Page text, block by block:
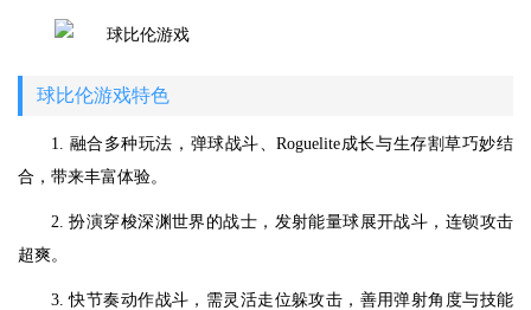
球比伦游戏特色
1. 融合多种玩法，弹球战斗、Roguelite成长与生存割草巧妙结
合，带来丰富体验。
2. 扮演穿梭深渊世界的战士，发射能量球展开战斗，连锁攻击
超爽。
3. 快节奏动作战斗，需灵活走位躲攻击，善用弹射角度与技能